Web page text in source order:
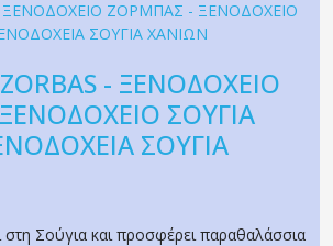
- ΞΕΝΟΔΟΧΕΙΟ
ΣΟΥΓΙΑ
ΣΟΥΓΙΑ
στη Σούγια και προσφέρει παραθαλάσσια